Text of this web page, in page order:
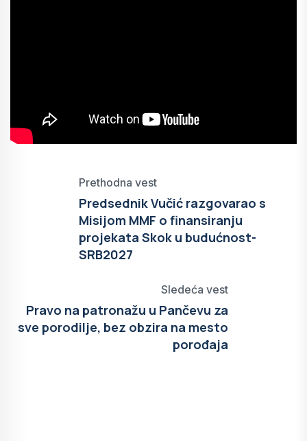
Prethodna vest
Predsednik Vučić razgovarao s
Misijom MMF o finansiranju
projekata Skok u budućnost-
SRB2027
Sledeća vest
Pravo na patronažu u Pančevu za
sve porodilje, bez obzira na mesto
porođaja